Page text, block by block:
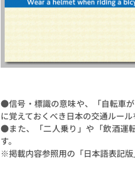
●信号・標識の意味や、「自転車
に覚えておくべき日本の交通ルー
●また、「二人乗り」や「飲酒運
す。
※掲載内容参照用の「日本語表記版